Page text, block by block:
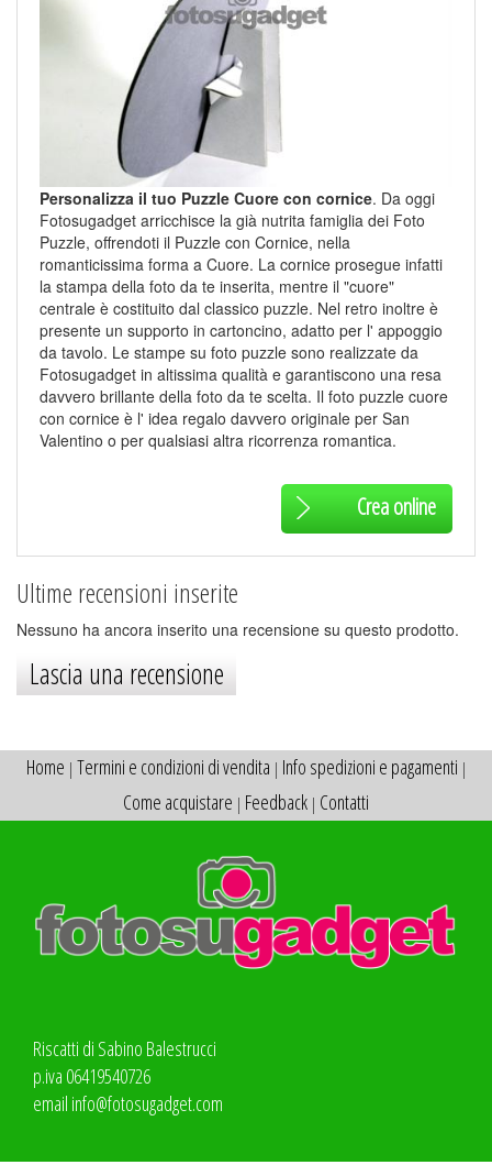
Personalizza il tuo Puzzle Cuore con cornice. Da oggi
Fotosugadget arricchisce la già nutrita famiglia dei Foto
Puzzle, offrendoti il Puzzle con Cornice, nella
romanticissima forma a Cuore. La cornice prosegue infatti
la stampa della foto da te inserita, mentre il "cuore"
centrale è costituito dal classico puzzle. Nel retro inoltre è
presente un supporto in cartoncino, adatto per l' appoggio
da tavolo. Le stampe su foto puzzle sono realizzate da
Fotosugadget in altissima qualità e garantiscono una resa
davvero brillante della foto da te scelta. Il foto puzzle cuore
con cornice è l' idea regalo davvero originale per San
Valentino o per qualsiasi altra ricorrenza romantica.
Crea online
Ultime recensioni inserite
Nessuno ha ancora inserito una recensione su questo prodotto.
Lascia una recensione
Home | Termini e condizioni di vendita | Info spedizioni e pagamenti |
Come acquistare | Feedback | Contatti
Riscatti di Sabino Balestrucci
p.iva 06419540726
email info@fotosugadget.com